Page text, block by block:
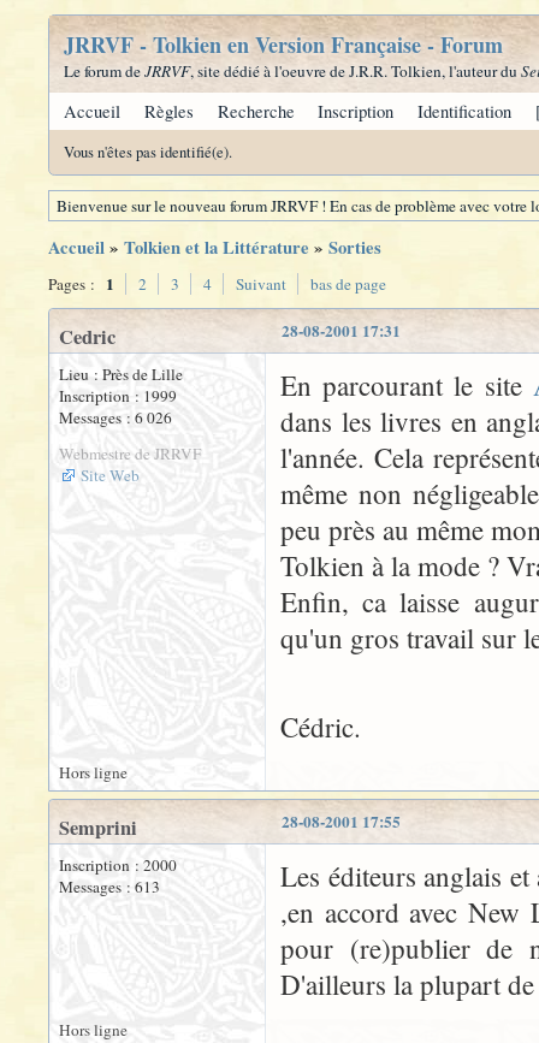
JRRVF - Tolkien en Version Française - Forum
Le forum deJRRVF, site dédié à l'oeuvre de J.R.R. Tolkien, l'auteur du
Accueil Règles Recherche Inscription Identification
Vous n'êtes pas identifié(e).
Bienvenue sur le nouveau forum JRRVF ! En cas de problème avec
Accueil» Tolkien et la Littérature » Sorties
Pages : 1 2 3 4 Suivant bas de page
28-08-2001 17:31
Cedric
Lieu : Près de Lille
Inscription : 1999
Messages : 6 026
Webmestre de JRRVF
Site Web
En parcourant le site
dans les livres en
l'année. Cela
même non
peu près au même
Tolkien à la mode ?
Enfin, ca laisse
qu'un gros travail sur
Cédric.
Hors ligne
28-08-2001 17:55
Semprini
Inscription : 2000
Messages : 613
Les éditeurs anglais
,en accord avec
pour (re)publier de
D'ailleurs la plupart
Hors ligne